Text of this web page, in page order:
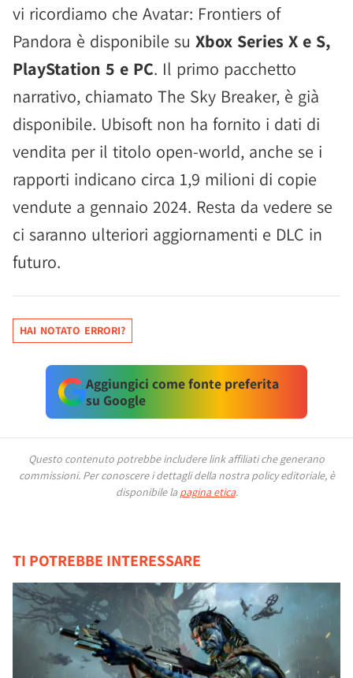
vi ricordiamo che Avatar: Frontiers of
Pandora è disponibile su Xbox Series X e S,
PlayStation 5 e PC. Il primo pacchetto
narrativo, chiamato The Sky Breaker, è già
disponibile. Ubisoft non ha fornito i dati di
vendita per il titolo open-world, anche se i
rapporti indicano circa 1,9 milioni di copie
vendute a gennaio 2024. Resta da vedere se
ci saranno ulteriori aggiornamenti e DLC in
futuro.
HAI NOTATO ERRORI?
Aggiungici come fonte preferita
su Google
Questo contenuto potrebbe includere link affiliati che generano
commissioni. Per conoscere i dettagli della nostra policy editoriale, è
disponibile la pagina etica.
TI POTREBBE INTERESSARE